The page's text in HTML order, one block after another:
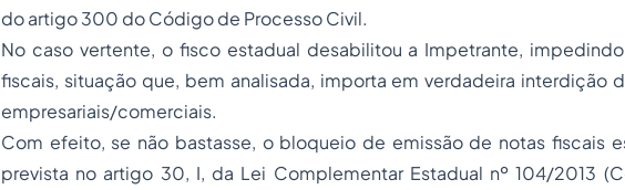
do artigo 300 do Código de Processo Civil.
No caso vertente, o fisco estadual desabilitou a Impetrante,
fiscais, situação que, bem analisada, importa em verdadeira interdição
empresariais/comerciais.
Com efeito, se não bastasse, o bloqueio de emissão de notas fiscais
prevista no artigo 30, I, da Lei Complementar Estadual nº 104/2013